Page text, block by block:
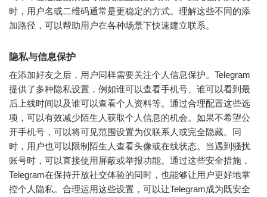
时，用户名或二维码通常是更稳定的方式。理解这些不同的添
加路径，可以帮助用户在各种场景下快速建立联系。
隐私与信息保护
在添加好友之后，用户同样需要关注个人信息保护。Telegram
提供了多种隐私设置，例如谁可以查看手机号、谁可以看到最
后上线时间以及谁可以查看个人资料等。通过合理配置这些选
项，可以有效减少陌生人获取个人信息的机会。如果不希望公
开手机号，可以将可见范围设置为仅联系人或完全隐藏。同
时，用户也可以限制陌生人查看头像或在线状态。当遇到骚扰
账号时，可以直接使用屏蔽或举报功能。通过这些安全措施，
Telegram在保持开放社交体验的同时，也能够让用户更好地掌
控个人隐私。合理运用这些设置，可以让Telegram成为既安全